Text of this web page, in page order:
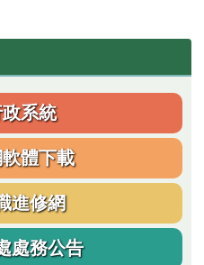
系統
體下載
進修網
處務公告